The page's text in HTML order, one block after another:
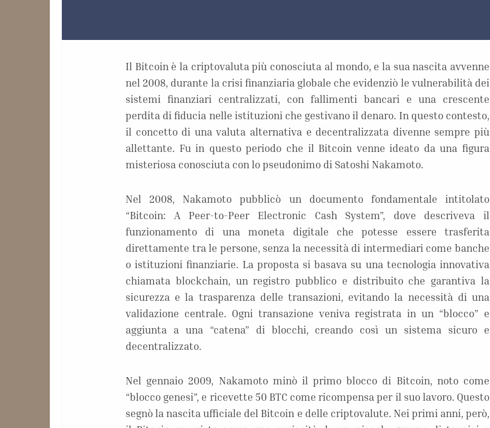
Il Bitcoin è la criptovaluta più conosciuta al mondo, e la sua nascita avvenne
nel 2008, durante la crisi finanziaria globale che evidenziò le vulnerabilità dei
sistemi finanziari centralizzati, con fallimenti bancari e una crescente
perdita di fiducia nelle istituzioni che gestivano il denaro. In questo contesto,
il concetto di una valuta alternativa e decentralizzata divenne sempre più
allettante. Fu in questo periodo che il Bitcoin venne ideato da una figura
misteriosa conosciuta con lo pseudonimo di Satoshi Nakamoto.
Nel 2008, Nakamoto pubblicò un documento fondamentale intitolato
“Bitcoin: A Peer-to-Peer Electronic Cash System”, dove descriveva il
funzionamento di una moneta digitale che potesse essere trasferita
direttamente tra le persone, senza la necessità di intermediari come banche
o istituzioni finanziarie. La proposta si basava su una tecnologia innovativa
chiamata blockchain, un registro pubblico e distribuito che garantiva la
sicurezza e la trasparenza delle transazioni, evitando la necessità di una
validazione centrale. Ogni transazione veniva registrata in un “blocco” e
aggiunta a una “catena” di blocchi, creando così un sistema sicuro e
decentralizzato.
Nel gennaio 2009, Nakamoto minò il primo blocco di Bitcoin, noto come
“blocco genesi”, e ricevette 50 BTC come ricompensa per il suo lavoro. Questo
segnò la nascita ufficiale del Bitcoin e delle criptovalute. Nei primi anni, però,